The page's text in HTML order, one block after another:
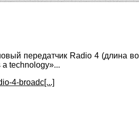
передатчик Radio 4 (длина
technology»...
4-broadc[...]